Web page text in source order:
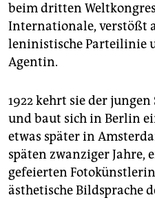
beim dritten
Internationale, verstößt
leninistische Parteilinie
Agentin.
1922 kehrt sie der
und baut sich in Berlin
etwas später in
späten zwanziger
gefeierten
ästhetische Bildsprache